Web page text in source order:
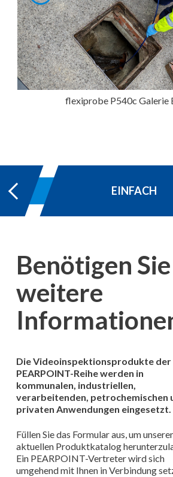
flexiprobe P540c Galerie
EINFACH
Benötigen Sie
weitere
Die Videoinspektionsprodukte der
PEARPOINT-Reihe werden in
kommunalen, industriellen,
verarbeitenden, petrochemischen
privaten Anwendungen eingesetzt.
Füllen Sie das Formular aus, um
aktuellen Produktkatalog
Ein PEARPOINT-Vertreter wird sich
umgehend mit Ihnen in Verbindung